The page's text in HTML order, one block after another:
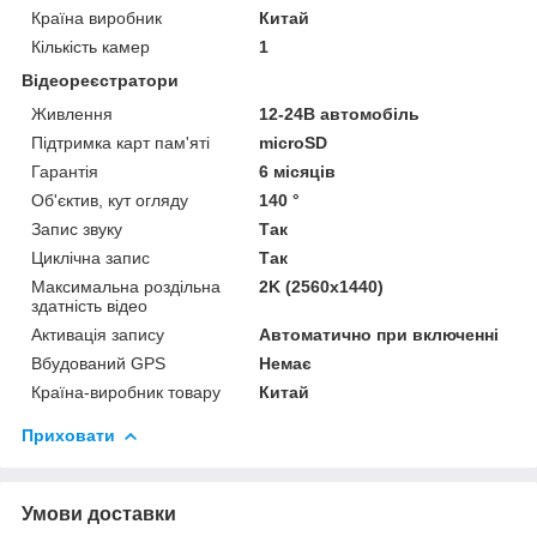
Країна виробник
Китай
Кількість камер
1
Відеореєстратори
Живлення
12-24В автомобіль
Підтримка карт пам'яті
microSD
Гарантія
6 місяців
Об'єктив, кут огляду
140 °
Запис звуку
Так
Циклічна запис
Так
Максимальна роздільна
здатність відео
2K (2560x1440)
Активація запису
Автоматично при включенні
Вбудований GPS
Немає
Країна-виробник товару
Китай
Приховати
Умови доставки